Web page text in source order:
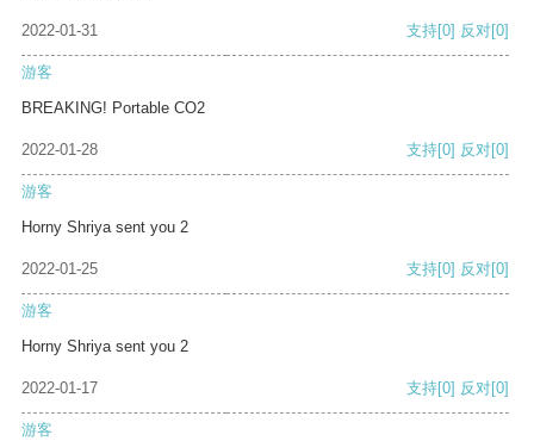
2022-01-31 支持[0] 反对[0]
游客
BREAKING! Portable CO2
2022-01-28 支持[0] 反对[0]
游客
Horny Shriya sent you 2
2022-01-25 支持[0] 反对[0]
游客
Horny Shriya sent you 2
2022-01-17 支持[0] 反对[0]
游客